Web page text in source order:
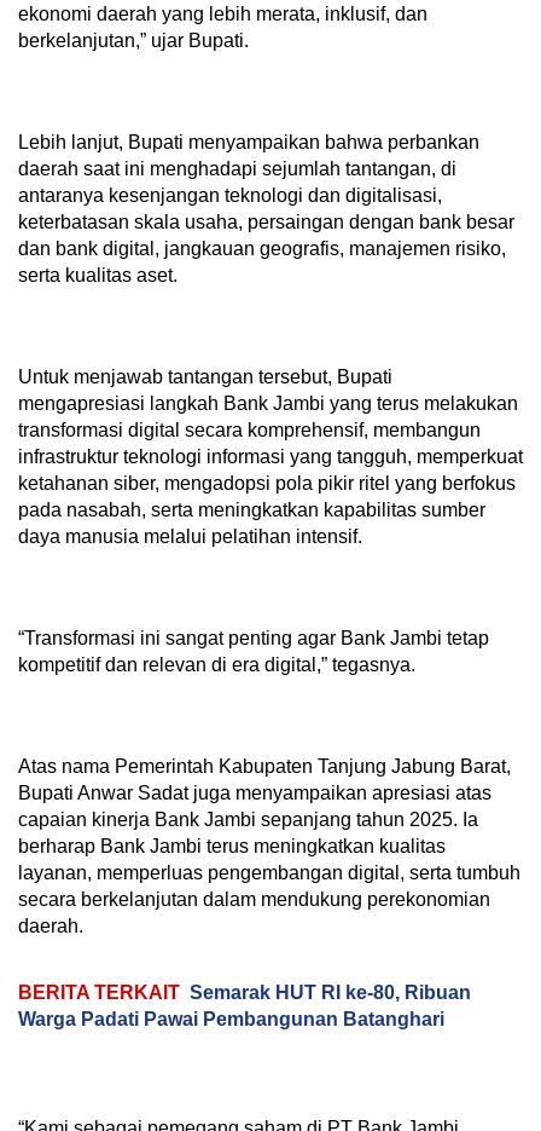
ekonomi daerah yang lebih merata, inklusif, dan
berkelanjutan,” ujar Bupati.
Lebih lanjut, Bupati menyampaikan bahwa perbankan
daerah saat ini menghadapi sejumlah tantangan, di
antaranya kesenjangan teknologi dan digitalisasi,
keterbatasan skala usaha, persaingan dengan bank besar
dan bank digital, jangkauan geografis, manajemen risiko,
serta kualitas aset.
Untuk menjawab tantangan tersebut, Bupati
mengapresiasi langkah Bank Jambi yang terus melakukan
transformasi digital secara komprehensif, membangun
infrastruktur teknologi informasi yang tangguh, memperkuat
ketahanan siber, mengadopsi pola pikir ritel yang berfokus
pada nasabah, serta meningkatkan kapabilitas sumber
daya manusia melalui pelatihan intensif.
“Transformasi ini sangat penting agar Bank Jambi tetap
kompetitif dan relevan di era digital,” tegasnya.
Atas nama Pemerintah Kabupaten Tanjung Jabung Barat,
Bupati Anwar Sadat juga menyampaikan apresiasi atas
capaian kinerja Bank Jambi sepanjang tahun 2025. Ia
berharap Bank Jambi terus meningkatkan kualitas
layanan, memperluas pengembangan digital, serta tumbuh
secara berkelanjutan dalam mendukung perekonomian
daerah.
BERITA TERKAIT Semarak HUT RI ke-80, Ribuan
Warga Padati Pawai Pembangunan Batanghari